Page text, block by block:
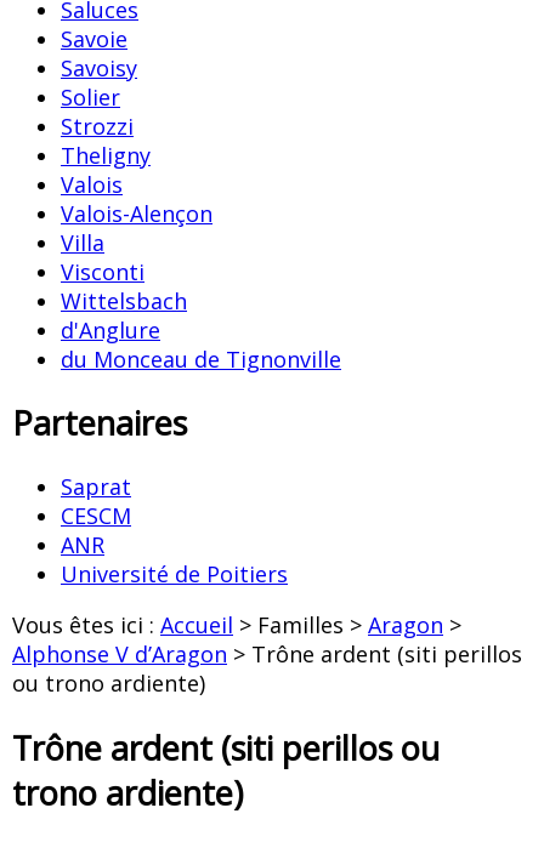
Saluces
Savoie
Savoisy
Solier
Strozzi
Theligny
Valois
Valois-Alençon
Villa
Visconti
Wittelsbach
d'Anglure
du Monceau de Tignonville
Partenaires
Saprat
CESCM
ANR
Université de Poitiers
Vous êtes ici : Accueil > Familles > Aragon >
Alphonse V d’Aragon > Trône ardent (siti perillos
ou trono ardiente)
Trône ardent (siti perillos ou
trono ardiente)